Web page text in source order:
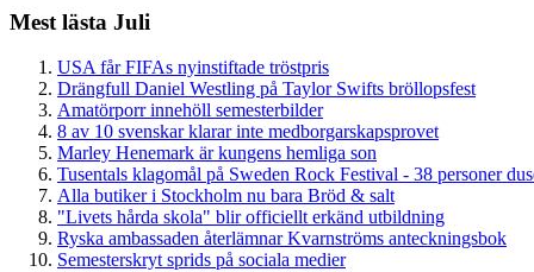
Mest lästa Juli
USA får FIFAs nyinstiftade tröstpris
Drängfull Daniel Westling på Taylor Swifts bröllopsfest
Amatörporr innehöll semesterbilder
8 av 10 svenskar klarar inte medborgarskapsprovet
Marley Henemark är kungens hemliga son
Tusentals klagomål på Sweden Rock Festival - 38 personer
Alla butiker i Stockholm nu bara Bröd & salt
"Livets hårda skola" blir officiellt erkänd utbildning
Ryska ambassaden återlämnar Kvarnströms anteckningsbok
Semesterskryt sprids på sociala medier